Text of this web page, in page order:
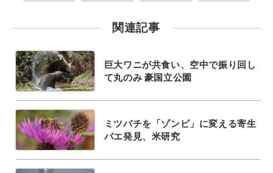
関連記事
巨大ワニが共食い、空中で振り回し
て丸のみ 豪国立公園
ミツバチを「ゾンビ」に変える寄生
バエ発見、米研究